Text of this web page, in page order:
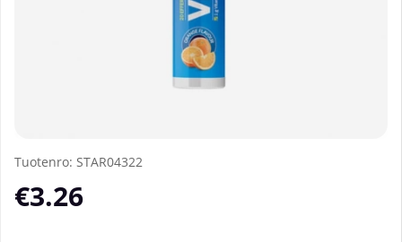
Tuotenro: STAR04322
€3.26